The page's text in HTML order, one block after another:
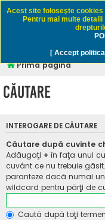
Prima pagină
Căutare
INTEROGARE DE CĂUTARE
Căutare după cuvinte
Adăugaţi + în faţa unui
cuvânt ce nu trebuie
paranteze dacă numai
wildcard pentru părţi de
Caută după toţi
Acest site foloseşte cookies
Pentru mai multe
[ Accept